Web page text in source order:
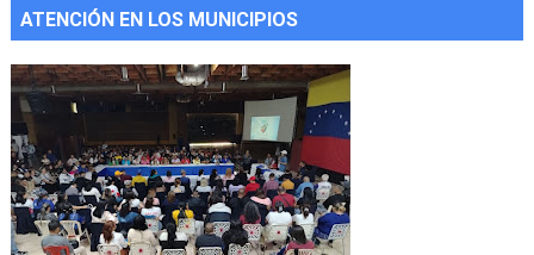
ATENCIÓN EN LOS MUNICIPIOS